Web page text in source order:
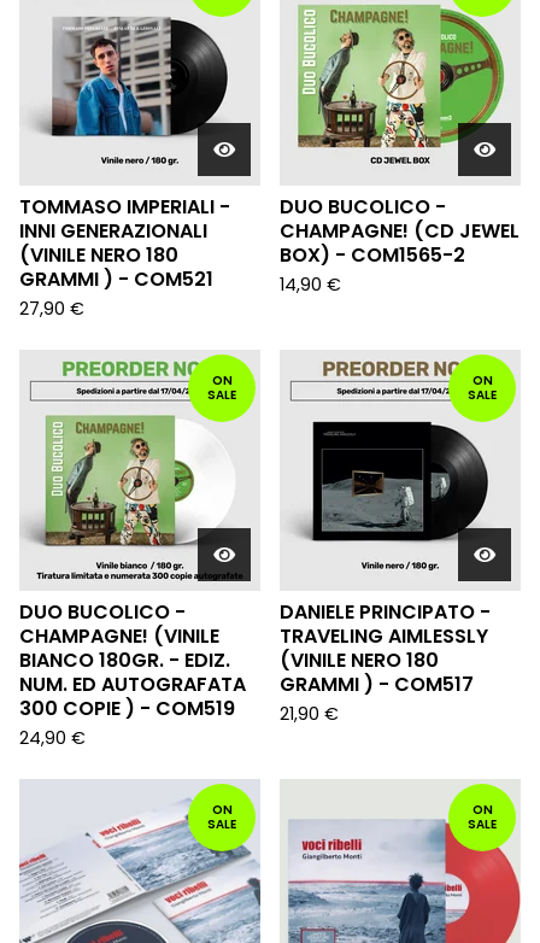
TOMMASO IMPERIALI -
INNI GENERAZIONALI
(VINILE NERO 180
GRAMMI ) - COM521
27,90 €
DUO BUCOLICO -
CHAMPAGNE! (CD JEWEL
BOX) - COM1565-2
14,90 €
ON
SALE
DUO BUCOLICO -
CHAMPAGNE! (VINILE
BIANCO 180GR. - EDIZ.
NUM. ED AUTOGRAFATA
300 COPIE ) - COM519
24,90 €
ON
SALE
DANIELE PRINCIPATO -
TRAVELING AIMLESSLY
(VINILE NERO 180
GRAMMI ) - COM517
21,90 €
ON
SALE
ON
SALE